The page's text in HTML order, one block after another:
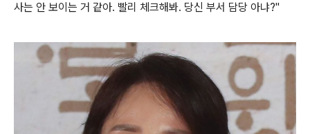
사는 안 보이는 거 같아. 빨리 체크해봐. 당신 부서 담당 아냐?"